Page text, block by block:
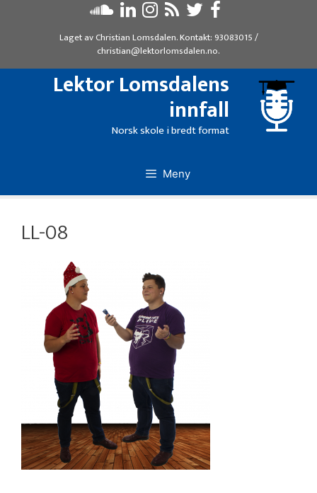
Laget avChristian Lomsdalen. Kontakt: 93083015/
christian@lektorlomsdalen.no.
Lektor Lomsdalens
innfall
Norsk skole i bredt format
Meny
LL-08